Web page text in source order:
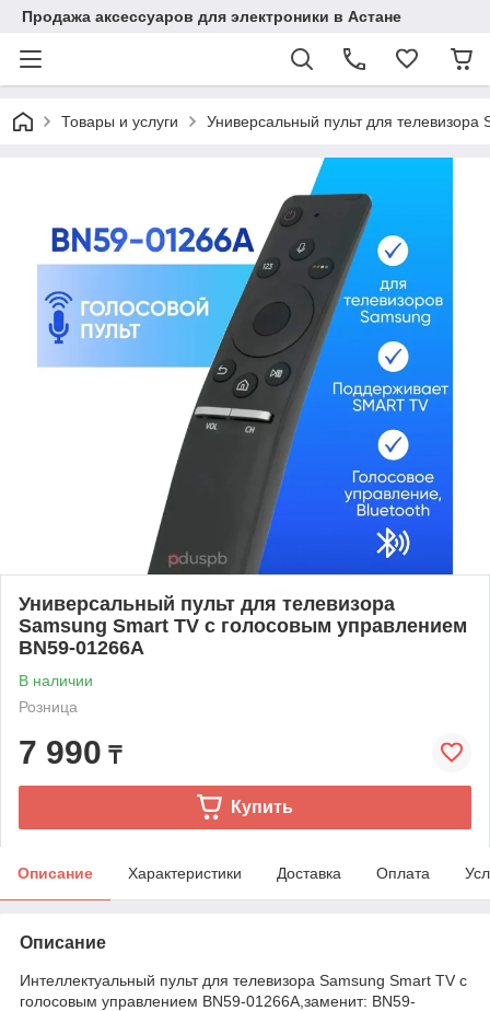
Продажа аксессуаров для электроники в Астане
Товары и услуги Универсальный пульт для
Универсальный пульт для телевизора
Samsung Smart TV с голосовым управлением
BN59-01266A
В наличии
Розница
7 990 ₸
Купить
Описание Характеристики Доставка Оплата
Описание
Интеллектуальный пульт для телевизора Samsung Smart TV с
голосовым управлением BN59-01266A,заменит: BN59-